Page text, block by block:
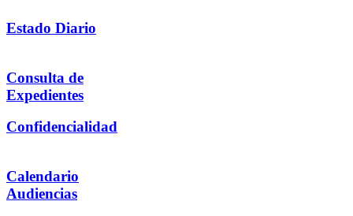
Estado Diario
Consulta de
Expedientes
Confidencialidad
Calendario
Audiencias